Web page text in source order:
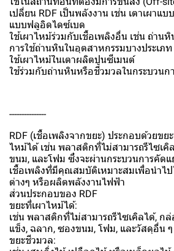
เปลี่ยน RDF เป็นพลังงาน เช่น เตาเผาแบ
แบบฟลูอิดไดซ์เบด
ใช้เผาไหม้ร่วมกับเชื้อเพลิงอื่น เช่น ถ่าน
การใช้ถ่านหินในอุตสาหกรรมบางประเภท
ใช้เผาไหม้ในเตาผลิตปูนซีเมนต์
ใช้ร่วมกับถ่านหินหรือชีวมวลในกระบวนก
---------------
RDF (เชื้อเพลิงจากขยะ) ประกอบด้วยขย
ไหม้ได้ เช่น พลาสติกที่ไม่สามารถรีไซเคิ
ขนม, และโฟม ซึ่งจะผ่านกระบวนการคัด
เชื้อเพลิงที่มีคุณสมบัติเหมาะสมเพื่อนำไ
ต่างๆ หรือผลิตพลังงานไฟฟ้า
ส่วนประกอบของ RDF
ขยะที่เผาไหม้ได้:
เช่น พลาสติกที่ไม่สามารถรีไซเคิลได้, ก
แข็ง, ฉลาก, ซองขนม, โฟม, และวัสดุอื่น ๆ
ขยะชีวมวล: